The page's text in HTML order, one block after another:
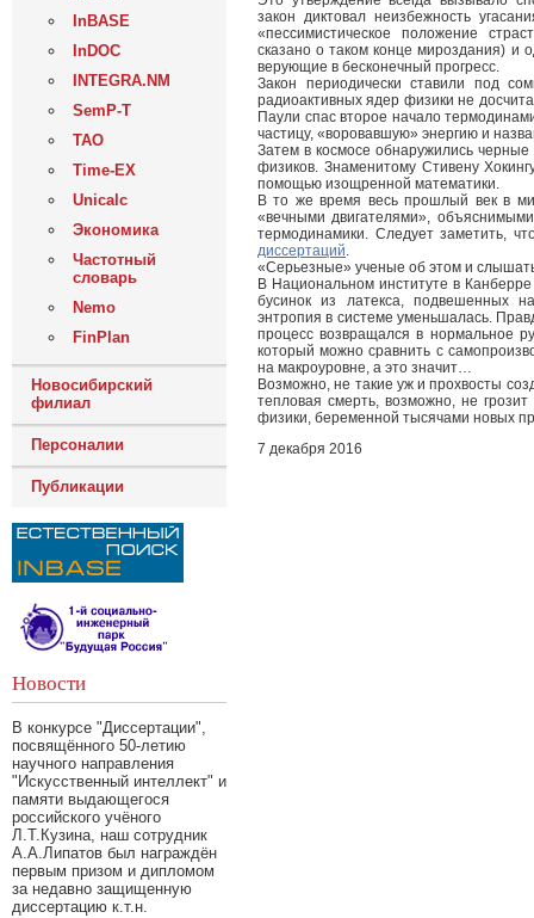
InBASE
InDOC
INTEGRA.NM
SemP-T
ТАО
Time-EX
Unicalc
Экономика
Частотный
словарь
Nemo
FinPlan
Новосибирский
филиал
Персоналии
Публикации
Новости
В конкурсе "Диссертации",
посвящённого 50-летию
научного направления
"Искусственный интеллект" и
памяти выдающегося
российского учёного
Л.Т.Кузина, наш сотрудник
А.А.Липатов был награждён
первым призом и дипломом
за недавно защищенную
диссертацию к.т.н.
закон диктовал неизбежность
«пессимистическое положение
сказано о таком конце мироздания) и
верующие в бесконечный прогресс.
Закон периодически ставили под
радиоактивных ядер физики не
Паули спас второе начало
частицу, «воровавшую» энергию и
Затем в космосе обнаружились
физиков. Знаменитому Стивену
помощью изощренной математики.
В то же время весь прошлый век в
«вечными двигателями»,
термодинамики. Следует заметить,
диссертаций.
«Серьезные» ученые об этом и
В Национальном институте в
бусинок из латекса, подвешенных
энтропия в системе уменьшалась.
процесс возвращался в нормальное
который можно сравнить с
на макроуровне, а это значит…
Возможно, не такие уж и прохвосты
тепловая смерть, возможно, не
физики, беременной тысячами новых
7 декабря 2016